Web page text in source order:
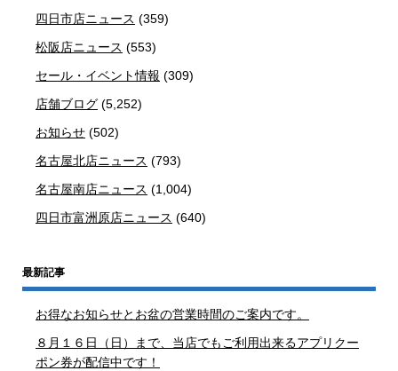
四日市店ニュース (359)
松阪店ニュース (553)
セール・イベント情報 (309)
店舗ブログ (5,252)
お知らせ (502)
名古屋北店ニュース (793)
名古屋南店ニュース (1,004)
四日市富洲原店ニュース (640)
最新記事
お得なお知らせとお盆の営業時間のご案内です。
８月１６日（日）まで、当店でもご利用出来るアプリクー
ポン券が配信中です！